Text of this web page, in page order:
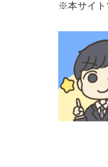
※本サイト